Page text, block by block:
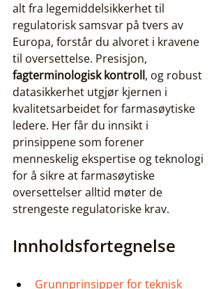
alt fra legemiddelsikkerhet til
regulatorisk samsvar på tvers av
Europa, forstår du alvoret i kravene
til oversettelse. Presisjon,
fagterminologisk kontroll, og robust
datasikkerhet utgjør kjernen i
kvalitetsarbeidet for farmasøytiske
ledere. Her får du innsikt i
prinsippene som forener
menneskelig ekspertise og teknologi
for å sikre at farmasøytiske
oversettelser alltid møter de
strengeste regulatoriske krav.
Innholdsfortegnelse
Grunnprinsipper for teknisk